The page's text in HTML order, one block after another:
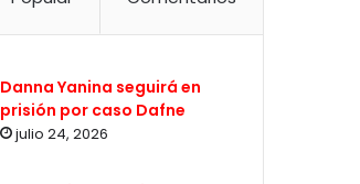
Danna Yanina seguirá en
prisión por caso Dafne
julio 24, 2026